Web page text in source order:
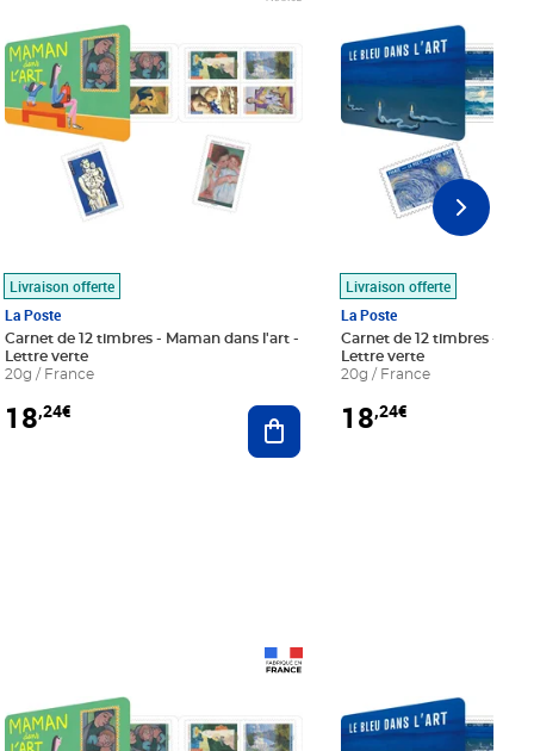
au panier
Livraison offerte
La Poste
Carnet de 12 timbres - Maman dans l'art -
Lettre verte
20g / France
18,24€ Ajouter au panier
Livraison offerte
La Poste
Carnet de 12 timbres - Le
Lettre verte
20g / France
18,24€